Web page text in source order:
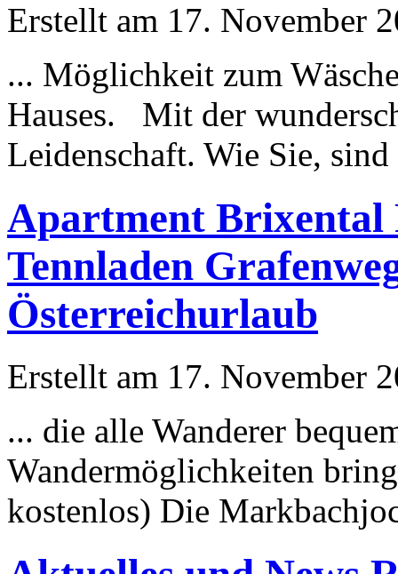
Erstellt am 17. November
... Möglichkeit zum
Hauses. Mit der
Leidenschaft. Wie Sie,
Apartment Brixental
Tennladen
Österreichurlaub
Erstellt am 17. November
... die alle Wanderer
Wandermöglichkeiten
kostenlos) Die